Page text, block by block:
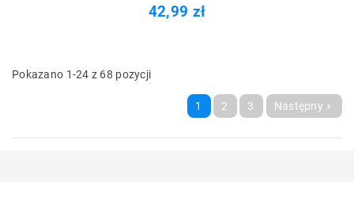
42,99 zł
Pokazano 1-24 z 68 pozycji
1 2 3 Następny 